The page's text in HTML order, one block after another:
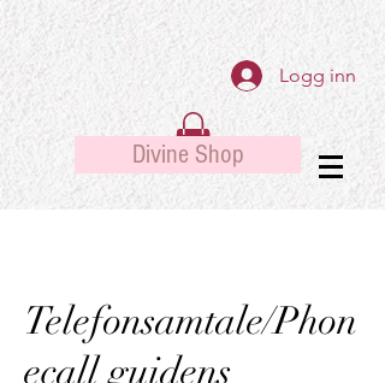
Logg inn
Divine Shop
Telefonsamtale/Phon
ecall guidens